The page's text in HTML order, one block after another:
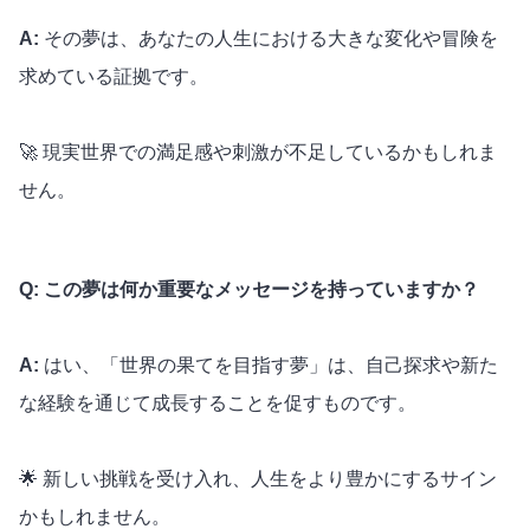
A: その夢は、あなたの人生における大きな変化や冒険を
求めている証拠です。
🚀 現実世界での満足感や刺激が不足しているかもしれま
せん。
Q: この夢は何か重要なメッセージを持っていますか？
A: はい、「世界の果てを目指す夢」は、自己探求や新た
な経験を通じて成長することを促すものです。
🌟 新しい挑戦を受け入れ、人生をより豊かにするサイン
かもしれません。